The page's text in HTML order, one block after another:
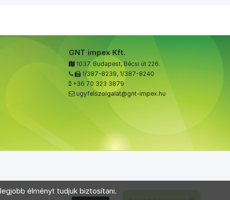
GNT impex Kft.
1037. Budapest, Bécsi út 226.
1/387-8239, 1/387-8240
+36 70 323 3879
ugyfelszolgalat@gnt-impex.hu
élményt tudjuk biztosítani.